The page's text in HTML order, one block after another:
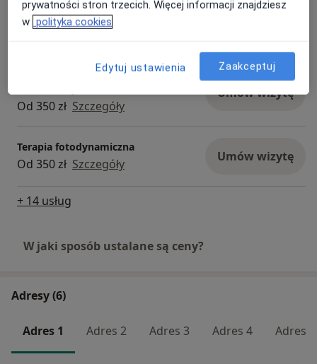
Wymrażanie zmian skórnych
Wymrażanie brodawek płaskich
Od 350 zł Szczegóły
Umów wizytę
Terapia fotodynamiczna
Od 350 zł Szczegóły Umów wizytę
+ 14 usług
W jaki sposób ustalane są ceny?
Adresy (6)
Adres 1 Adres 2 Adres 3 Adres 4 Adres 5
prywatności stron trzecich. Więcej informacji znajdziesz
w polityka cookies
Edytuj ustawienia Zaakceptuj